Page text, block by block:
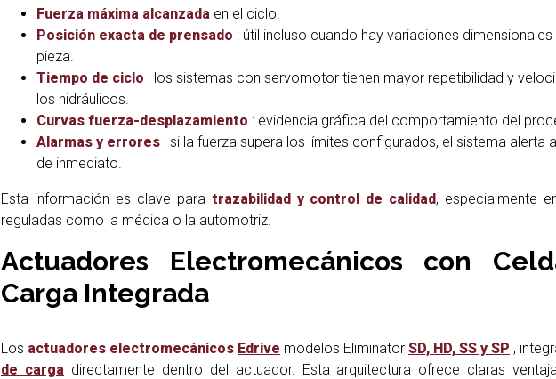
Fuerza máxima alcanzada en el ciclo.
Posición exacta de prensado : útil incluso cuando hay variaciones dimensionales
pieza.
Tiempo de ciclo : los sistemas con servomotor tienen mayor repetibilidad y
los hidráulicos.
Curvas fuerza-desplazamiento : evidencia gráfica del comportamiento del
Alarmas y errores : si la fuerza supera los límites configurados, el sistema alerta
de inmediato.
Esta información es clave para trazabilidad y control de calidad, especialmente
reguladas como la médica o la automotriz.
Actuadores Electromecánicos con
Carga Integrada
Los actuadores electromecánicos Edrive modelos Eliminator SD, HD, SS y SP ,
de cargadirectamente dentro del actuador. Esta arquitectura ofrece claras